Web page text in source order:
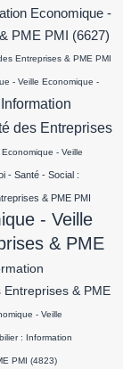
Economique -
PME PMI
(6627)
Entreprises & PME PMI
- Veille Economique -
des Entreprises
- Veille
- Santé - Social :
& PME PMI
- Veille
& PME
Entreprises & PME
- Veille
: Information
PMI (4823)